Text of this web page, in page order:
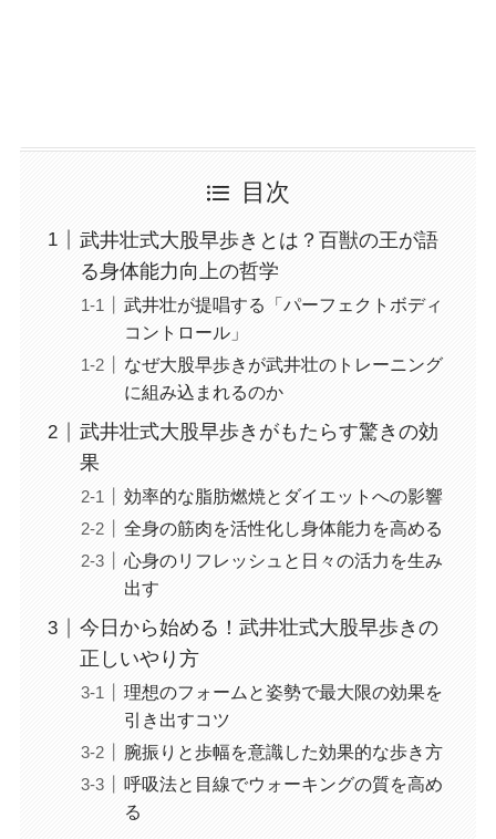
目次
武井壮式大股早歩きとは？百獣の王が語
る身体能力向上の哲学
武井壮が提唱する「パーフェクトボディ
コントロール」
なぜ大股早歩きが武井壮のトレーニング
に組み込まれるのか
武井壮式大股早歩きがもたらす驚きの効
果
効率的な脂肪燃焼とダイエットへの影響
全身の筋肉を活性化し身体能力を高める
心身のリフレッシュと日々の活力を生み
出す
今日から始める！武井壮式大股早歩きの
正しいやり方
理想のフォームと姿勢で最大限の効果を
引き出すコツ
腕振りと歩幅を意識した効果的な歩き方
呼吸法と目線でウォーキングの質を高め
る